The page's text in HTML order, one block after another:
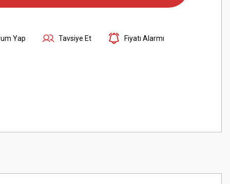
Yap Tavsiye Et Fiyatı Alarmı